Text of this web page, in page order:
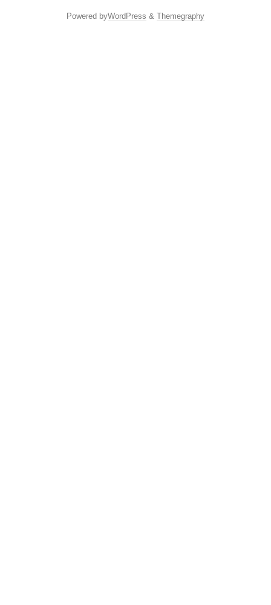
Powered byWordPress & Themegraphy